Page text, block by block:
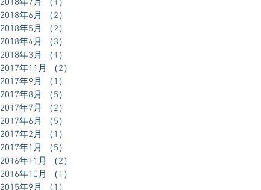
2018年7月
（1）
2018年6月
（2）
2018年5月
（2）
2018年4月
（3）
2018年3月
（1）
2017年11月
（2）
2017年9月
（1）
2017年8月
（5）
2017年7月
（2）
2017年6月
（5）
2017年2月
（1）
2017年1月
（5）
2016年11月
（2）
2016年10月
（1）
2015年9月
（1）